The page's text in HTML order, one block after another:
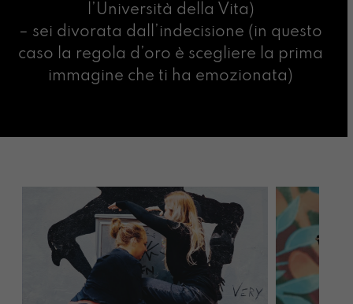
l’Università della Vita)
– sei divorata dall’indecisione (in questo
caso la regola d’oro è scegliere la prima
immagine che ti ha emozionata)